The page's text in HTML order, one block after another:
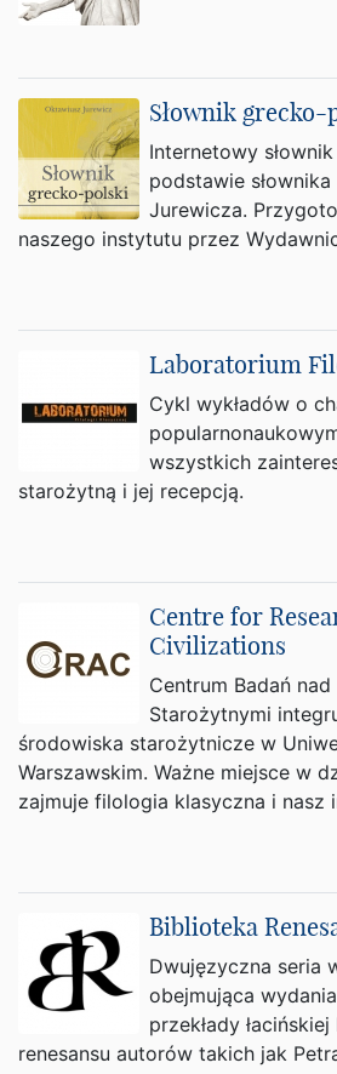
Słownik
Internetowy
podstawie
Jurewicza.
naszego instytutu przez
Laboratorium
Cykl wykładów o
wszystkich
starożytną i jej recepcją.
Centre for
Civilizations
Centrum Badań
Starożytnymi
środowiska starożytnicze w
Warszawskim. Ważne miejsce w
zajmuje filologia klasyczna i nasz
Biblioteka
Dwujęzyczna seria
obejmująca
przekłady
renesansu autorów takich jak